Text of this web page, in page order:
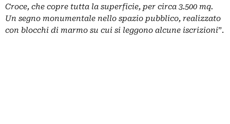
Croce, che copre tutta la superficie, per circa 3.500 mq.
Un segno monumentale nello spazio pubblico, realizzato
con blocchi di marmo su cui si leggono alcune iscrizioni”.